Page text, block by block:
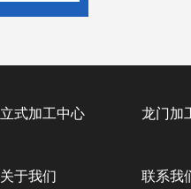
立式加工中心 龙门加
关于我们 联系我